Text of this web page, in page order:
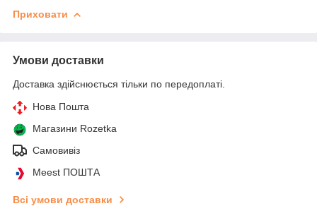
Приховати
Умови доставки
Доставка здійснюється тільки по передоплаті.
Нова Пошта
Магазини Rozetka
Самовивіз
Meest ПОШТА
Всі умови доставки